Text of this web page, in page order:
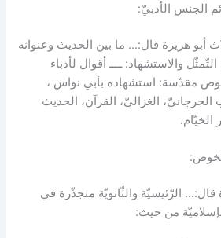
الجنس الأدبيّ:
هريرة قال:… ما بين الحديث وعنوانه
والاستشهاد: ــــ أقوال لأدباء
مقدّسة: استشهاده بأبي نواس ،
الجرجانيّ، الغزاليّ، القرآن، الحديث
الخيّام.
الرّئيسيّة والثّانويّة متجذّرة في
الإسلاميّة من حيث: